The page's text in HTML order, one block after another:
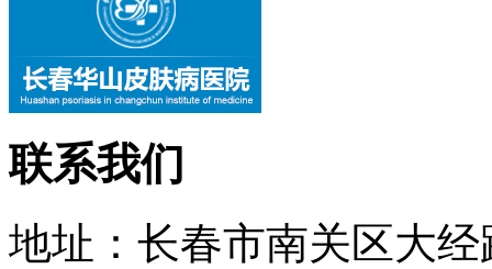
联系我们
地址：长春市南关区大